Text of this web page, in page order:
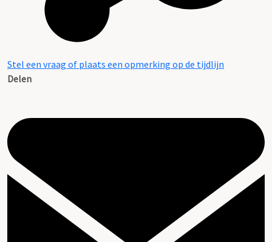
Stel een vraag of plaats een opmerking op de tijdlijn
Delen